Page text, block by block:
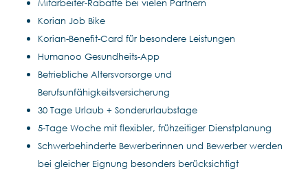
Mitarbeiter-Rabatte bei vielen Partnern
Korian Job Bike
Korian-Benefit-Card für besondere Leistungen
Humanoo Gesundheits-App
Betriebliche Altersvorsorge und
Berufsunfähigkeitsversicherung
30 Tage Urlaub + Sonderurlaubstage
5-Tage Woche mit flexibler, frühzeitiger Dienstplanung
Schwerbehinderte Bewerberinnen und Bewerber werden
bei gleicher Eignung besonders berücksichtigt